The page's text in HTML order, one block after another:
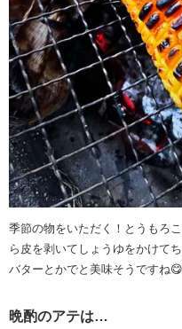
季節の物をいただく！とうもろ
ら皮を剥いてしょうゆをかけて
バターとかでと美味そうですね😋
晩酌のアテは…